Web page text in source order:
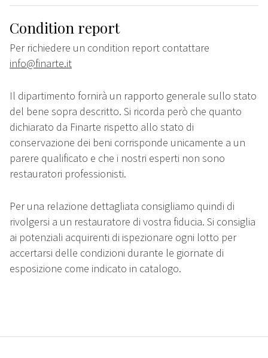
Condition report
Per richiedere un condition report contattare
info@finarte.it
Il dipartimento fornirà un rapporto generale sullo stato
del bene sopra descritto. Si ricorda però che quanto
dichiarato da Finarte rispetto allo stato di
conservazione dei beni corrisponde unicamente a un
parere qualificato e che i nostri esperti non sono
restauratori professionisti.
Per una relazione dettagliata consigliamo quindi di
rivolgersi a un restauratore di vostra fiducia. Si consiglia
ai potenziali acquirenti di ispezionare ogni lotto per
accertarsi delle condizioni durante le giornate di
esposizione come indicato in catalogo.